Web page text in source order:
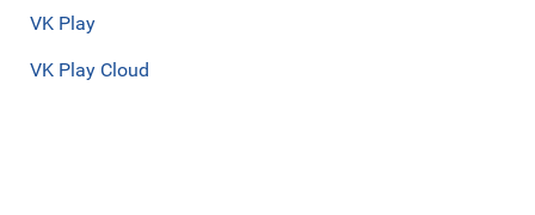
VK Play
VK Play Cloud